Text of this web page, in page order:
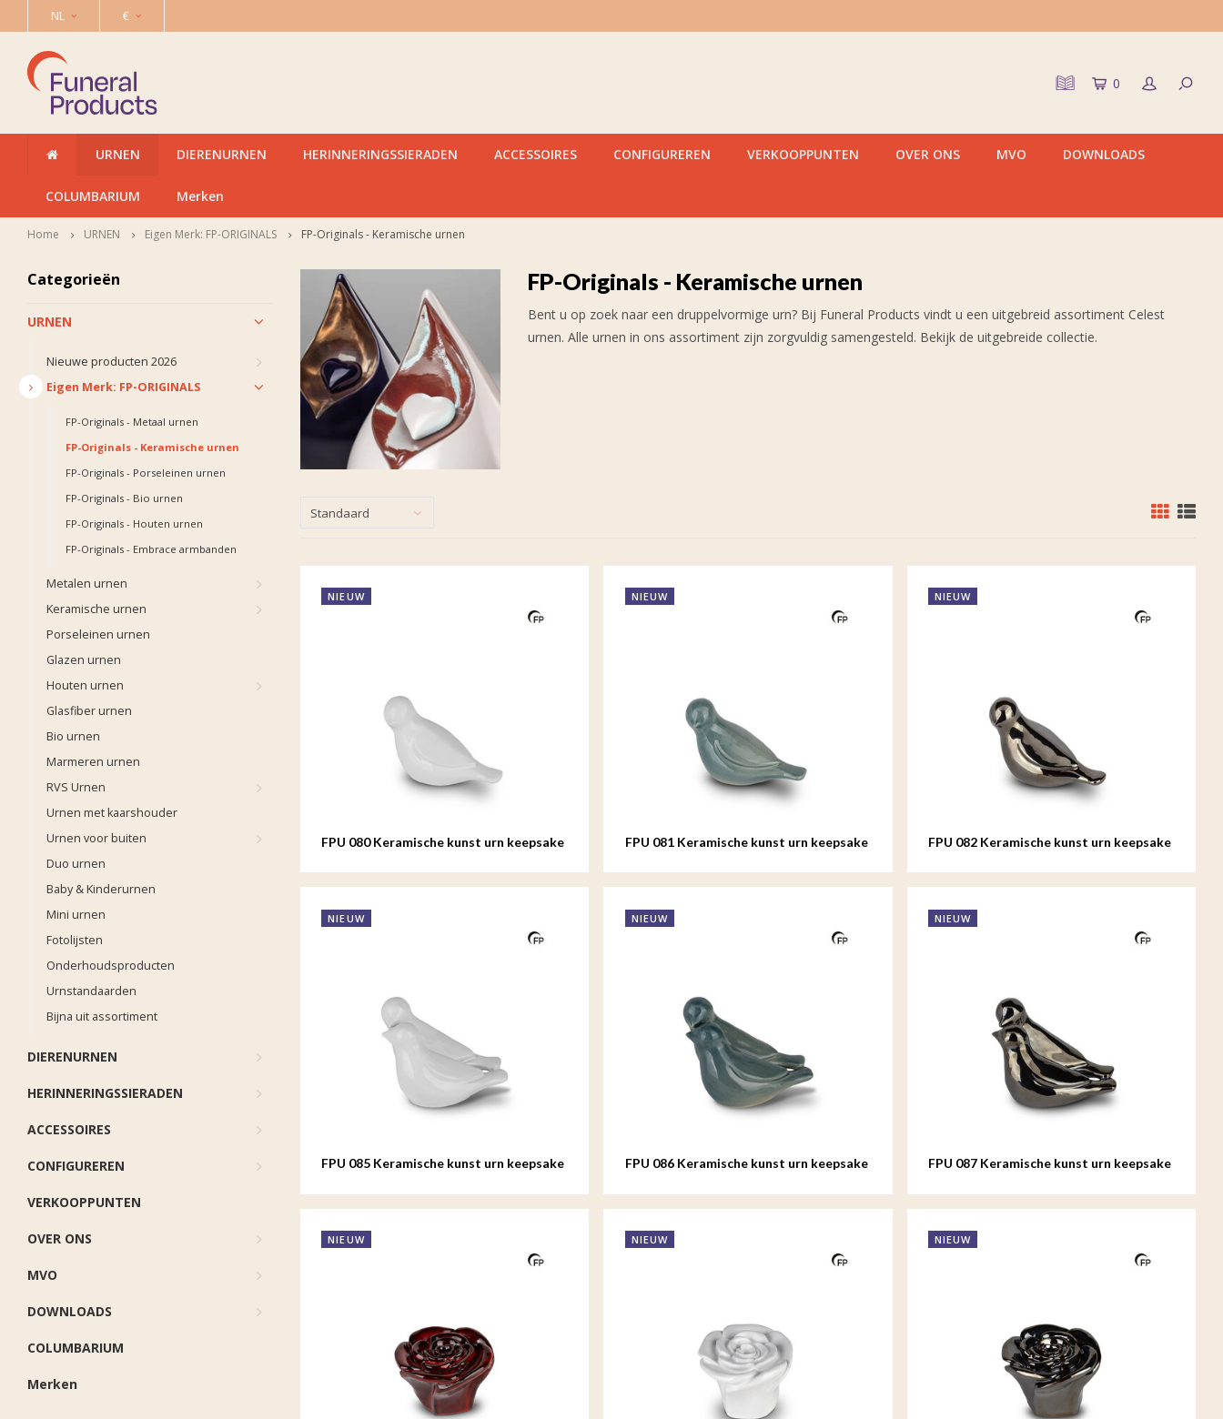
NL €
0
URNEN DIERENURNEN HERINNERINGSSIERADEN ACCESSOIRES CONFIGUREREN VERKOOPPUNTEN OVER ONS MVO DOWNLOADS
COLUMBARIUM Merken
Home URNEN Eigen Merk: FP-ORIGINALS FP-Originals - Keramische urnen
Categorieën
URNEN
Nieuwe producten 2026
Eigen Merk: FP-ORIGINALS
FP-Originals - Metaal urnen
FP-Originals - Keramische urnen
FP-Originals - Porseleinen urnen
FP-Originals - Bio urnen
FP-Originals - Houten urnen
FP-Originals - Embrace armbanden
Metalen urnen
Keramische urnen
Porseleinen urnen
Glazen urnen
Houten urnen
Glasfiber urnen
Bio urnen
Marmeren urnen
RVS Urnen
Urnen met kaarshouder
Urnen voor buiten
Duo urnen
Baby & Kinderurnen
Mini urnen
Fotolijsten
Onderhoudsproducten
Urnstandaarden
Bijna uit assortiment
DIERENURNEN
HERINNERINGSSIERADEN
ACCESSOIRES
CONFIGUREREN
VERKOOPPUNTEN
OVER ONS
MVO
DOWNLOADS
COLUMBARIUM
Merken
FP-Originals - Keramische urnen
Bent u op zoek naar een druppelvormige urn? Bij Funeral Products vindt u een uitgebreid assortiment Celest
urnen. Alle urnen in ons assortiment zijn zorgvuldig samengesteld. Bekijk de uitgebreide collectie.
Standaard
NIEUW
FPU 080 Keramische kunst urn keepsake
NIEUW
FPU 081 Keramische kunst urn keepsake
NIEUW
FPU 082 Keramische kunst urn keepsake
NIEUW
FPU 085 Keramische kunst urn keepsake
NIEUW
FPU 086 Keramische kunst urn keepsake
NIEUW
FPU 087 Keramische kunst urn keepsake
NIEUW NIEUW NIEUW